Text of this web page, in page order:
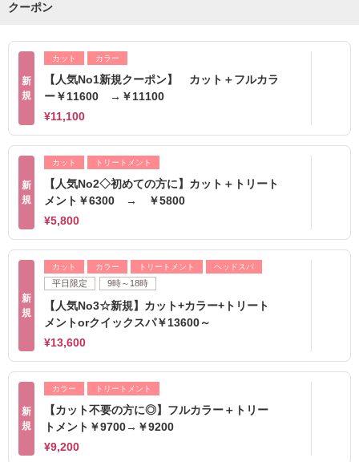
クーポン
新
規
カット カラー
【人気No1新規クーポン】 カット＋フルカラ
ー￥11600 →￥11100
¥11,100
新
規
カット トリートメント
【人気No2◇初めての方に】カット＋トリート
メント￥6300 → ￥5800
¥5,800
新
規
カット カラー トリートメント ヘッドスパ
平日限定 9時～18時
【人気No3☆新規】カット+カラー+トリート
メントorクイックスパ￥13600～
¥13,600
新
規
カラー トリートメント
【カット不要の方に◎】フルカラー＋トリー
トメント￥9700→￥9200
¥9,200